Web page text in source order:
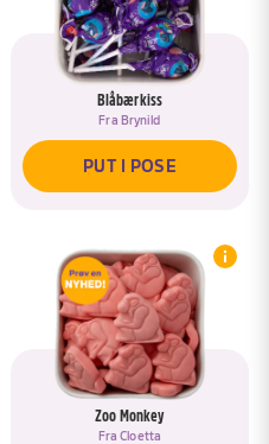
Blåbærkiss
Fra Brynild
PUT I POSE
Zoo Monkey
FraCloetta